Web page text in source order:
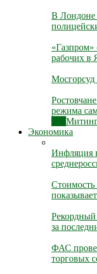
В Лондоне
«Газпром»
рабочих в
Мосгорсуд
режима
Экономика
Инфляция
Стоимость
Рекордный
за
ФАС
торговых